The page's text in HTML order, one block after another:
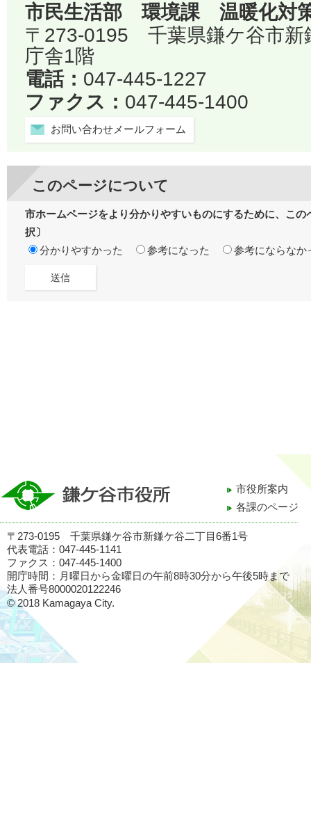
市民生活部 環境課 温暖化対
〒273-0195 千葉県鎌ケ谷市
庁舎1階
電話： 047-445-1227
ファクス： 047-445-1400
お問い合わせメールフォーム
このページについて
市ホームページをより分かりやすいものにするために、こ
択〕
分かりやすかった
参考になった 参考にならなか
市役所案内
各課のページ
〒273-0195 千葉県鎌ケ谷市新鎌ケ谷二丁目6番1号
代表電話：047-445-1141
ファクス：047-445-1400
開庁時間：月曜日から金曜日の午前8時30分から午後5時まで
法人番号8000020122246
© 2018 Kamagaya City.